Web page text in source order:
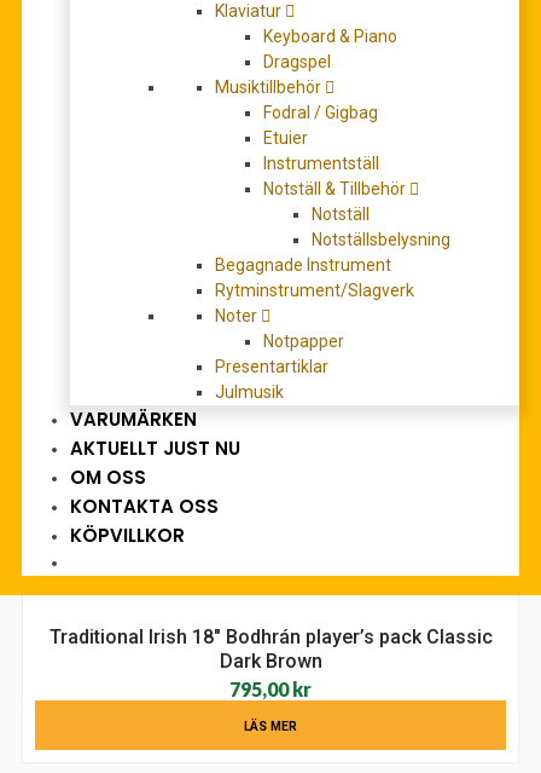
Klaviatur
Keyboard & Piano
Dragspel
Musiktillbehör
Fodral / Gigbag
Etuier
Instrumentställ
Notställ & Tillbehör
Notställ
Notställsbelysning
Begagnade Instrument
Rytminstrument/Slagverk
Noter
Notpapper
Presentartiklar
Julmusik
VARUMÄRKEN
AKTUELLT JUST NU
OM OSS
KONTAKTA OSS
KÖPVILLKOR
Traditional Irish 15″ Bodhrán player’s pack Classic
Dark Brown
795,00kr
Traditional Irish 18″ Bodhrán player’s pack Classic
Dark Brown
795,00kr
LÄS MER